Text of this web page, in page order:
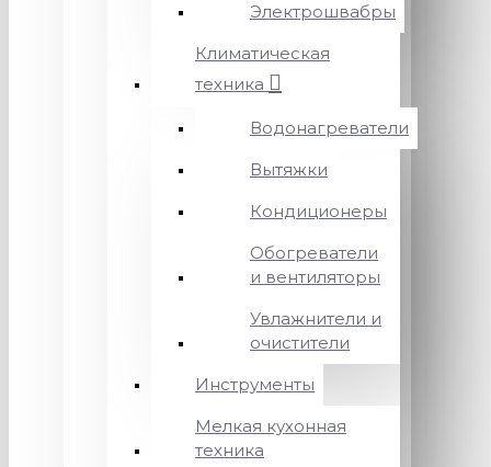
Электрошвабры
Климатическая
техника
Водонагреватели
Вытяжки
Кондиционеры
Обогреватели
и вентиляторы
Увлажнители и
очистители
Инструменты
Мелкая кухонная
техника